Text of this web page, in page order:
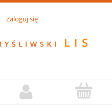
Zaloguj się